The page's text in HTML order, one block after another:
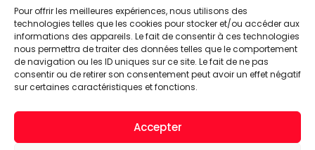
Pour offrir les meilleures expériences, nous utilisons des
technologies telles que les cookies pour stocker et/ou accéder aux
informations des appareils. Le fait de consentir à ces technologies
nous permettra de traiter des données telles que le comportement
de navigation ou les ID uniques sur ce site. Le fait de ne pas
consentir ou de retirer son consentement peut avoir un effet négatif
sur certaines caractéristiques et fonctions.
Accepter
Non classé
LIRE PLUS